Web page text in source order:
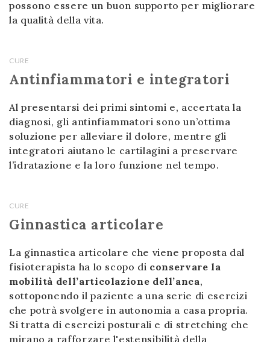
possono essere un buon supporto per migliorare
la qualità della vita.
CURE
Antinfiammatori e integratori
Al presentarsi dei primi sintomi e, accertata la
diagnosi, gli antinfiammatori sono un’ottima
soluzione per alleviare il dolore, mentre gli
integratori aiutano le cartilagini a preservare
l’idratazione e la loro funzione nel tempo.
CURE
Ginnastica articolare
La ginnastica articolare che viene proposta dal
fisioterapista ha lo scopo di conservare la
mobilità dell’articolazione dell’anca,
sottoponendo il paziente a una serie di esercizi
che potrà svolgere in autonomia a casa propria.
Si tratta di esercizi posturali e di stretching che
mirano a rafforzare l'estensibilità della